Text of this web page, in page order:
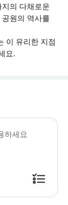
의 다채로운
원의 역사를
이 유리한 지점
요.
모자를 착용한 경우
하세요